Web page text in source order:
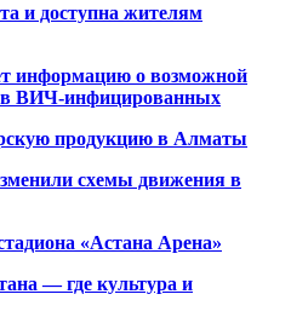
и доступна жителям
информацию о возможной
ВИЧ-инфицированных
продукцию в Алматы
схемы движения в
«Астана Арена»
— где культура и